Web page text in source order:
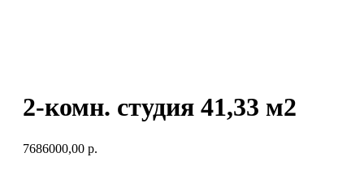
2-комн. студия 41,33 м2
7686000,00 р.